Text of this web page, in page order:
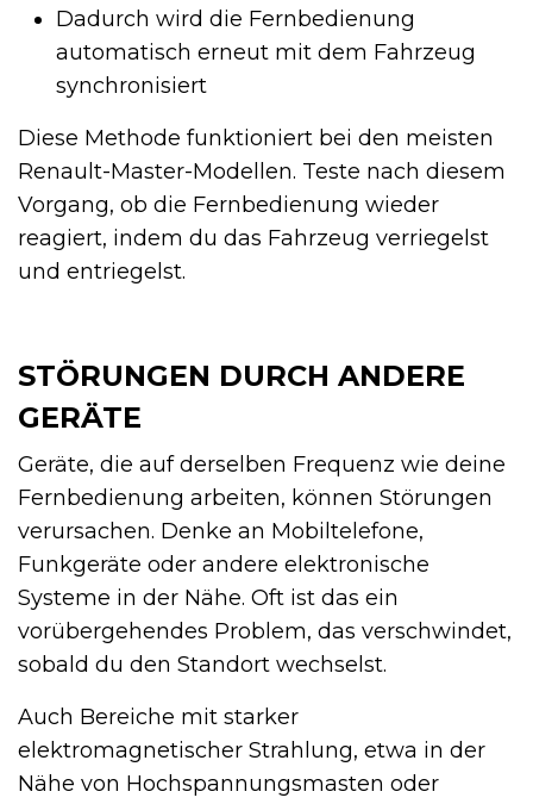
Dadurch wird die Fernbedienung
automatisch erneut mit dem Fahrzeug
synchronisiert
Diese Methode funktioniert bei den meisten
Renault-Master-Modellen. Teste nach diesem
Vorgang, ob die Fernbedienung wieder
reagiert, indem du das Fahrzeug verriegelst
und entriegelst.
STÖRUNGEN DURCH ANDERE
GERÄTE
Geräte, die auf derselben Frequenz wie deine
Fernbedienung arbeiten, können Störungen
verursachen. Denke an Mobiltelefone,
Funkgeräte oder andere elektronische
Systeme in der Nähe. Oft ist das ein
vorübergehendes Problem, das verschwindet,
sobald du den Standort wechselst.
Auch Bereiche mit starker
elektromagnetischer Strahlung, etwa in der
Nähe von Hochspannungsmasten oder